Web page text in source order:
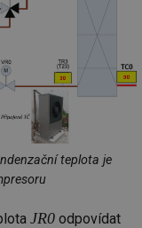
teplota je
JR0 odpovídat